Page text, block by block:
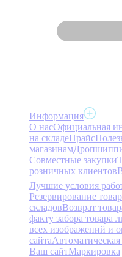
Информация
О насОфициальная
на складеПрайс
магазинам
Совместные закупки
розничных клиентов
Лучшие условия
Резервирование
складовВозврат
факту забора товара
всех изображений и
сайтаАвтоматическая
Ваш сайтМаркировка